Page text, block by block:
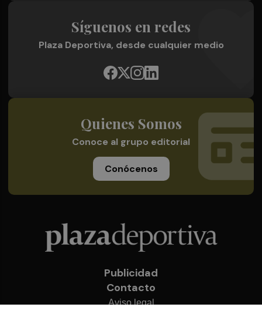
Síguenos en redes
Plaza Deportiva, desde cualquier medio
Quienes Somos
Conoce al grupo editorial
Conócenos
Publicidad
Contacto
Aviso legal